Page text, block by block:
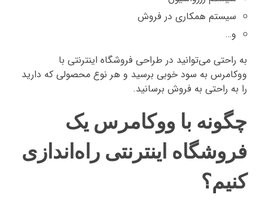
سیستم همکاری در فروش
و…
به راحتی می‌توانید در طراحی فروشگاه اینترنتی با
ووکامرس به سود خوبی برسید و هر نوع محصولی که دارید
را به راحتی به فروش برسانید.
چگونه با ووکامرس یک
فروشگاه اینترنتی راه‌اندازی
کنیم؟